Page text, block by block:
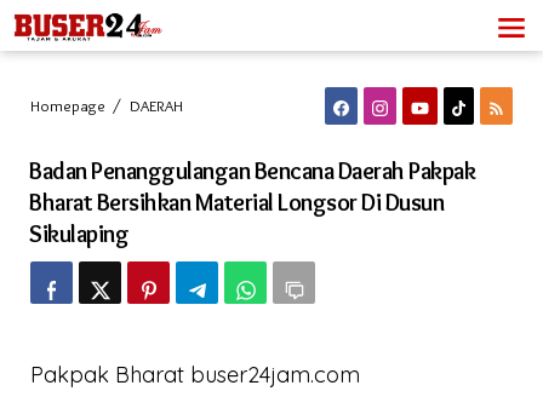
Lewati
ke
konten
Homepage / DAERAH
Daerah
Pakpak
Bharat
Longsor
Di
Badan Penanggulangan Bencana Daerah Pakpak
Bharat Bersihkan Material Longsor Di Dusun
Sikulaping
Pakpak Bharat buser24jam.com